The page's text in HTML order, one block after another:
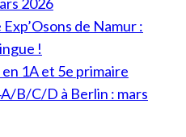
de Namur :
!
1A et 5e primaire
B/C/D à Berlin : mars